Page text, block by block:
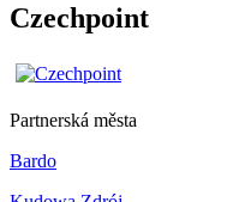
Czechpoint
Partnerská města
Bardo